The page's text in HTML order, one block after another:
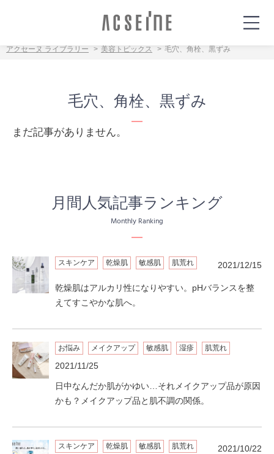
アクセーヌ ライブラリー 美容トピックス 毛穴、角栓、黒ずみ
毛穴、角栓、黒ずみ
まだ記事がありません。
月間人気記事ランキング
Monthly Ranking
スキンケア 乾燥肌 敏感肌 肌荒れ 2021/12/15
乾燥肌はアルカリ性になりやすい。pHバランスを整
えてすこやかな肌へ。
お悩み メイクアップ 敏感肌 湿疹 肌荒れ
2021/11/25
日中なんだか肌がかゆい…それメイクアップ品が原因
かも？メイクアップ品と肌不調の関係。
スキンケア 乾燥肌 敏感肌 肌荒れ 2021/10/22